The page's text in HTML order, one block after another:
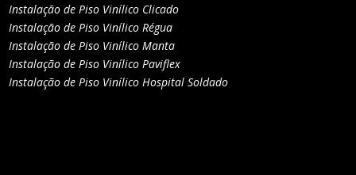
Instalação de Piso Vinílico Clicado
Instalação de Piso Vinílico Régua
Instalação de Piso Vinílico Manta
Instalação de Piso Vinílico Paviflex
Instalação de Piso Vinílico Hospital Soldado